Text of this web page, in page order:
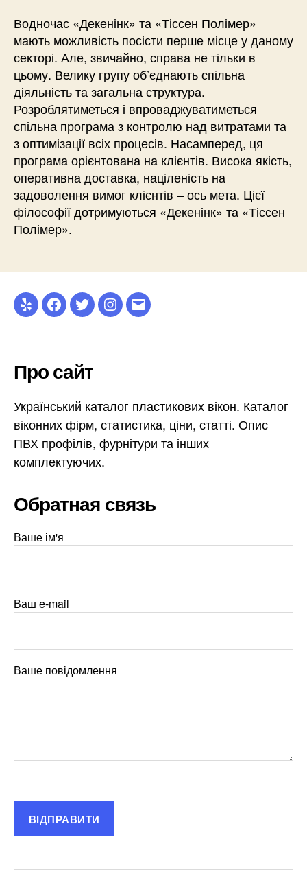
Водночас «Декенінк» та «Тіссен Полімер»
мають можливість посісти перше місце у даному
секторі. Але, звичайно, справа не тільки в
цьому. Велику групу об’єднають спільна
діяльність та загальна структура.
Розроблятиметься і впроваджуватиметься
спільна програма з контролю над витратами та
з оптимізації всіх процесів. Насамперед, ця
програма орієнтована на клієнтів. Висока якість,
оперативна доставка, націленість на
задоволення вимог клієнтів – ось мета. Цієї
філософії дотримуються «Декенінк» та «Тіссен
Полімер».
Yelp Facebook
TwitterInstagram
Email
Про сайт
Український каталог пластикових вікон. Каталог
віконних фірм, статистика, ціни, статті. Опис
ПВХ профілів, фурнітури та інших
комплектуючих.
Обратная связь
Ваше ім'я
Ваш e-mail
Ваше повідомлення